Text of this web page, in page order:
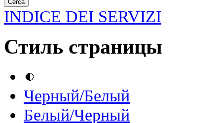
INDICE DEI SERVIZI
Стиль страницы
Черный/Белый
Белый/Черный